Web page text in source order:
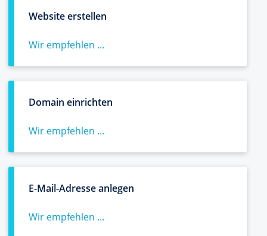
Website erstellen
Wir empfehlen ...
Domain einrichten
Wir empfehlen ...
E-Mail-Adresse anlegen
Wir empfehlen ...